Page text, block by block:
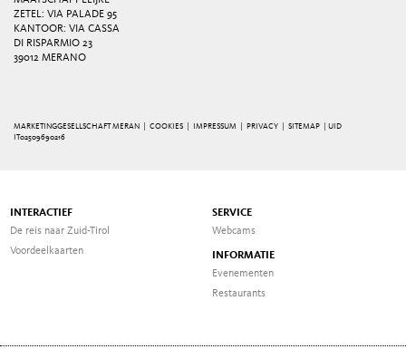
ZETEL: VIA PALADE 95
KANTOOR: VIA CASSA
DI RISPARMIO 23
39012 MERANO
MARKETINGGESELLSCHAFT MERAN | COOKIES IMPRESSUM |PRIVACY |SITEMAP
| UID
IT02509690216
INTERACTIEF
De reis naar Zuid-Tirol
Voordeelkaarten
SERVICE
Webcams
INFORMATIE
Evenementen
Restaurants